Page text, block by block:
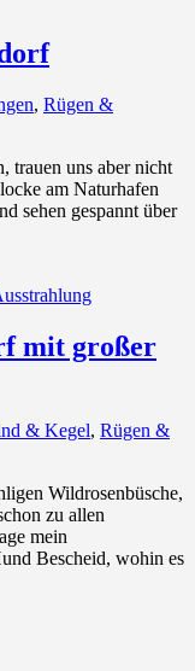
, Rügen &
trauen uns aber nicht
am Naturhafen
sehen gespannt über
mit großer
& Kegel, Rügen &
Wildrosenbüsche,
zu allen
mein
Bescheid, wohin es